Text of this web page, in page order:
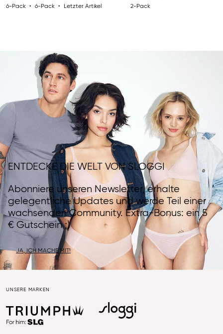
6-Pack 6-Pack Letzter Artikel 2-Pack
ENTDECKE DIE WELT VON SLOGGI
Abonniere unseren Newsletter, erhalte
gelegentliche Updates und werde Teil einer
wachsenden Community. Extra-Bonus: ein 5
€ Gutschein ;)
JA, ICH MACHE MIT!
UNSERE MARKEN